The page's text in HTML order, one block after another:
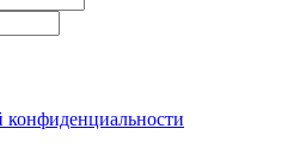
конфиденциальности